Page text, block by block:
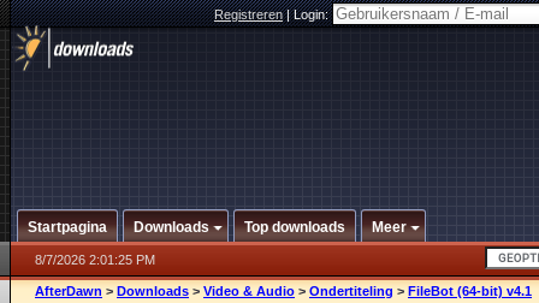
Registreren|Login:
Startpagina Downloads Top downloads Meer
8/7/2026 2:01:25 PM
AfterDawn > Downloads > Video & Audio > Ondertiteling > FileBot (64-bit) v4.1